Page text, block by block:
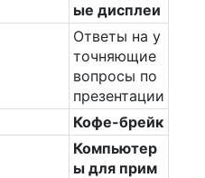
ые дисплеи
Ответы на у
точняющие
вопросы по
презентации
Кофе-брейк
Компьютер
ы для прим